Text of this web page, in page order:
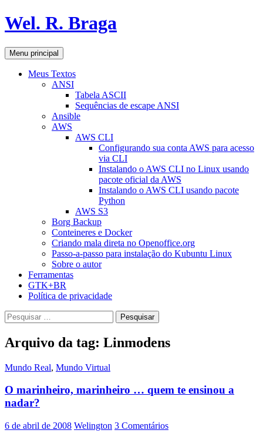
Pular
para
conteúdo
Wel. R. Braga
Pesquisar
Menu principal
Meus Textos
ANSI
Tabela ASCII
Sequências de escape ANSI
Ansible
AWS
AWS CLI
Configurando sua conta AWS para acesso
via CLI
Instalando o AWS CLI no Linux usando
pacote oficial da AWS
Instalando o AWS CLI usando pacote
Python
AWS S3
Borg Backup
Conteineres e Docker
Criando mala direta no Openoffice.org
Passo-a-passo para instalação do Kubuntu Linux
Sobre o autor
Ferramentas
GTK+BR
Política de privacidade
Pesquisar
por:
Arquivo da tag: Linmodens
Mundo Real, Mundo Virtual
O marinheiro, marinheiro … quem te ensinou a
nadar?
6 de abril de 2008 Welington 3 Comentários